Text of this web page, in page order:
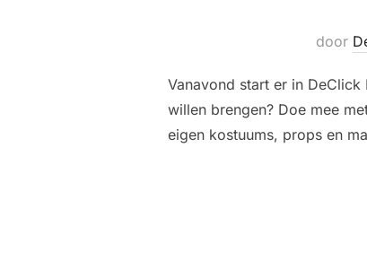
door
Vanavond start er in
willen brengen? Doe mee
eigen kostuums, props en